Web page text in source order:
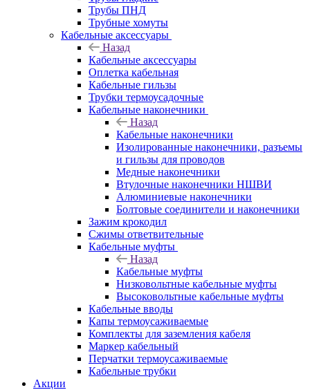
Трубы ПНД
Трубные хомуты
Кабельные аксессуары
Назад
Кабельные аксессуары
Оплетка кабельная
Кабельные гильзы
Трубки термоусадочные
Кабельные наконечники
Назад
Кабельные наконечники
Изолированные наконечники, разъемы
и гильзы для проводов
Медные наконечники
Втулочные наконечники НШВИ
Алюминиевые наконечники
Болтовые соединители и наконечники
Зажим крокодил
Сжимы ответвительные
Кабельные муфты
Назад
Кабельные муфты
Низковольтные кабельные муфты
Высоковольтные кабельные муфты
Кабельные вводы
Капы термоусаживаемые
Комплекты для заземления кабеля
Маркер кабельный
Перчатки термоусаживаемые
Кабельные трубки
Акции